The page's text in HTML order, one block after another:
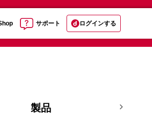
サポート ログインする
製品